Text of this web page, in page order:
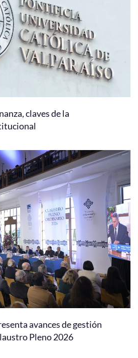
claves de la
avances de gestión
Pleno 2026